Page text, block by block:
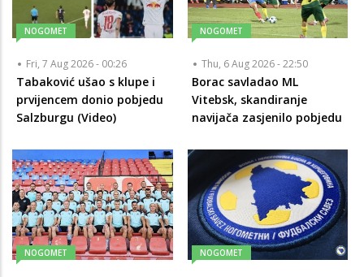
NOGOMET
Fri, 7 Aug 2026 - 00:26
Tabaković ušao s klupe i
prvijencem donio pobjedu
Salzburgu (Video)
NOGOMET
Thu, 6 Aug 2026 - 22:50
Borac savladao ML
Vitebsk, skandiranje
navijača zasjenilo pobjedu
NOGOMET NOGOMET